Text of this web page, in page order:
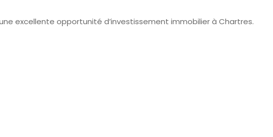
excellente opportunité d’investissement immobilier à Chartres.